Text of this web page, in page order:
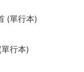
(單行本)
單行本)